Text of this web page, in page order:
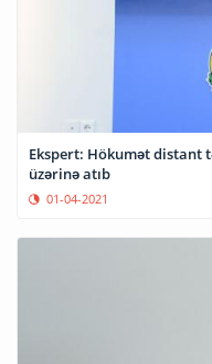
Ekspert: Hökumət
üzərinə atıb
01-04-2021